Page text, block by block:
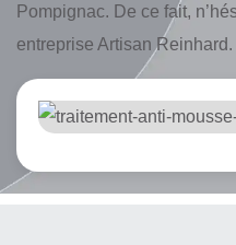
Pompignac. De ce fait,
entreprise Artisan Reinhard.